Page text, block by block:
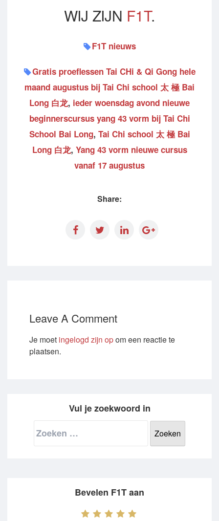
WIJ ZIJN F1T.
F1T nieuws
Gratis proeflessen Tai CHi & Qi Gong hele
maand augustus bij Tai Chi school 太 極 Bai
Long 白龙, ieder woensdag avond nieuwe
beginnerscursus yang 43 vorm bij Tai Chi
School Bai Long, Tai Chi school 太 極 Bai
Long 白龙, Yang 43 vorm nieuwe cursus
vanaf 17 augustus
Share:
Leave A Comment
Je moet ingelogd zijn opom een reactie te
plaatsen.
Vul je zoekwoord in
naar:
Bevelen F1T aan